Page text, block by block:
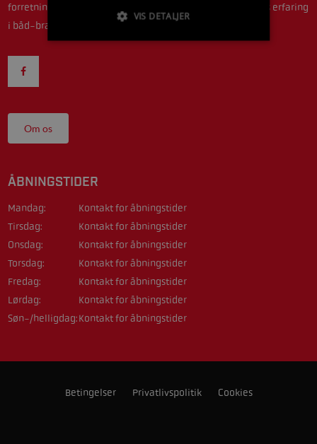
forretningen efter Torben Jensen i 2016. Thomas har 19 års erfaring
i båd-branchen som mekaniker.
Om os
ÅBNINGSTIDER
Mandag:
Kontakt for åbningstider
Tirsdag:
Kontakt for åbningstider
Onsdag:
Kontakt for åbningstider
Torsdag:
Kontakt for åbningstider
Fredag:
Kontakt for åbningstider
Lørdag:
Kontakt for åbningstider
Søn-/helligdag:Kontakt for åbningstider
Betingelser Privatlivspolitik Cookies
VIS DETALJER